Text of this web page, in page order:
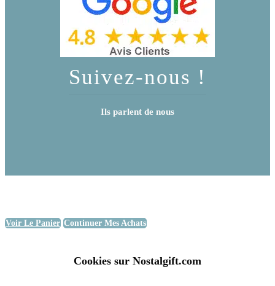
Suivez-nous !
Ils parlent de nous
Voir Le Panier Continuer Mes Achats
Cookies sur Nostalgift.com